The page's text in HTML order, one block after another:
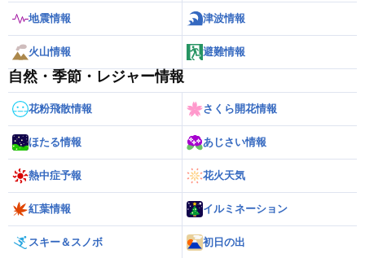
地震情報 津波情報
火山情報 避難情報
自然・季節・レジャー情報
花粉飛散情報 さくら開花情報
ほたる情報 あじさい情報
熱中症予報 花火天気
紅葉情報 イルミネーション
スキー＆スノボ 初日の出